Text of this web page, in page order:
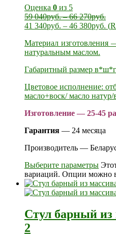
Оценка 0 из 5
59 040руб.–66 270руб.
41 340руб. – 46 380руб. (
Материал изготовления
натуральным маслом.
Габаритный размер
Цветовое исполнение:
масло+воск/ масло
Изготовление — 25-45
Гарантия — 24 месяца
Производитель —
Выберите параметры
вариаций. Опции можно
Стул барный из
2